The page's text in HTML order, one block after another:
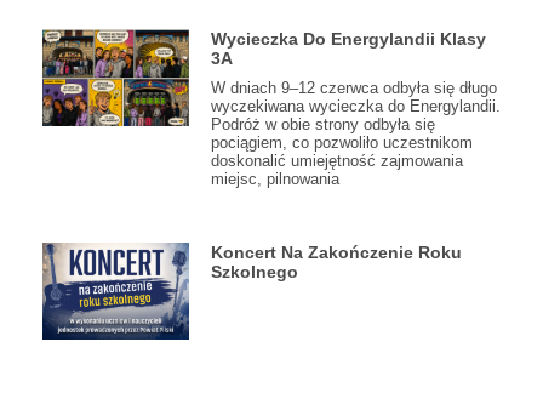
Wycieczka Do Energylandii Klasy
3A
W dniach 9–12 czerwca odbyła się długo
wyczekiwana wycieczka do Energylandii.
Podróż w obie strony odbyła się
pociągiem, co pozwoliło uczestnikom
doskonalić umiejętność zajmowania
miejsc, pilnowania
Koncert Na Zakończenie Roku
Szkolnego